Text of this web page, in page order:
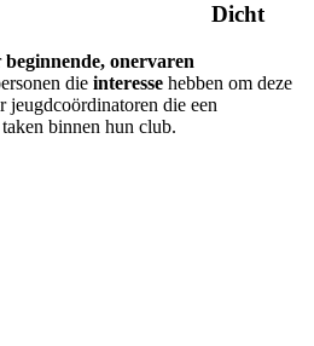
Dicht
beginnende, onervaren
die interesse hebben om deze
jeugdcoördinatoren die een
binnen hun club.